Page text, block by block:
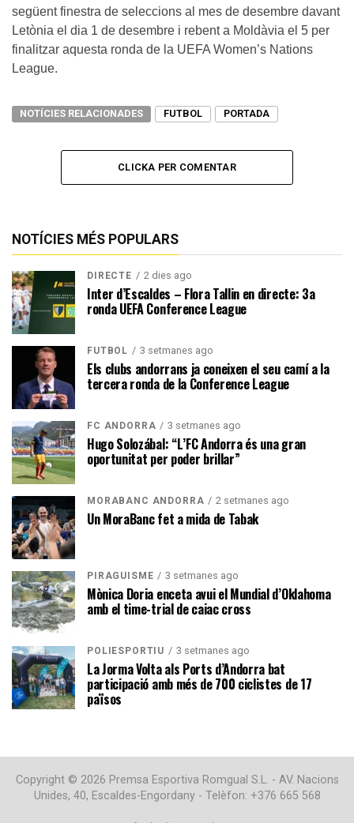
següent finestra de seleccions al mes de desembre davant
Letònia el dia 1 de desembre i rebent a Moldàvia el 5 per
finalitzar aquesta ronda de la UEFA Women’s Nations
League.
NOTÍCIES RELACIONADES FUTBOL PORTADA
CLICKA PER COMENTAR
NOTÍCIES MÉS POPULARS
DIRECTE 2 dies ago
Inter d’Escaldes – Flora Tallin en directe: 3a
ronda UEFA Conference League
FUTBOL 3 setmanes ago
Els clubs andorrans ja coneixen el seu camí a la
tercera ronda de la Conference League
FC ANDORRA 3 setmanes ago
Hugo Solozábal: “L’FC Andorra és una gran
oportunitat per poder brillar”
MORABANC ANDORRA 2 setmanes ago
Un MoraBanc fet a mida de Tabak
PIRAGÜISME 3 setmanes ago
Mònica Doria enceta avui el Mundial d’Oklahoma
amb el time-trial de caiac cross
POLIESPORTIU 3 setmanes ago
La Jorma Volta als Ports d’Andorra bat
participació amb més de 700 ciclistes de 17
països
Copyright © 2026 Premsa Esportiva Romgual S.L. - AV. Nacions
Unides, 40, Escaldes-Engordany - Telèfon: +376 665 568